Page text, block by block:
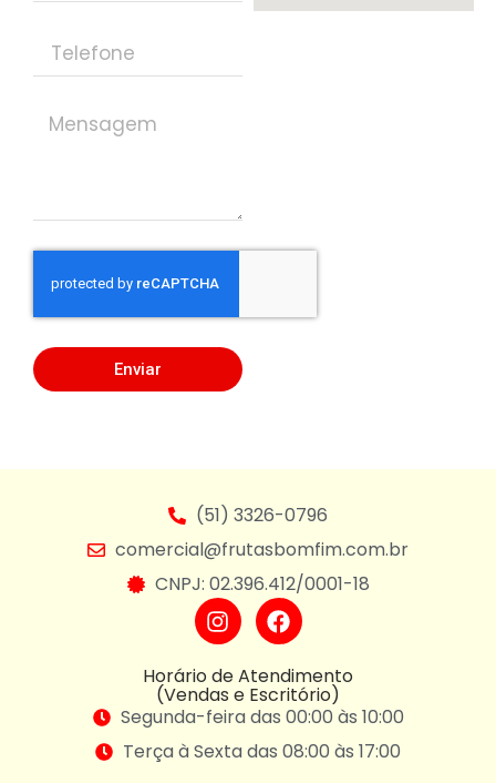
Enviar
(51) 3326-0796
comercial@frutasbomfim.com.br
CNPJ: 02.396.412/0001-18
Horário de Atendimento
(Vendas e Escritório)
Segunda-feira das 00:00 às 10:00
Terça à Sexta das 08:00 às 17:00